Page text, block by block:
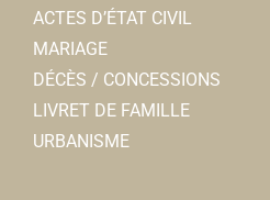
ACTES D’ÉTAT CIVIL
MARIAGE
DÉCÈS / CONCESSIONS
LIVRET DE FAMILLE
URBANISME